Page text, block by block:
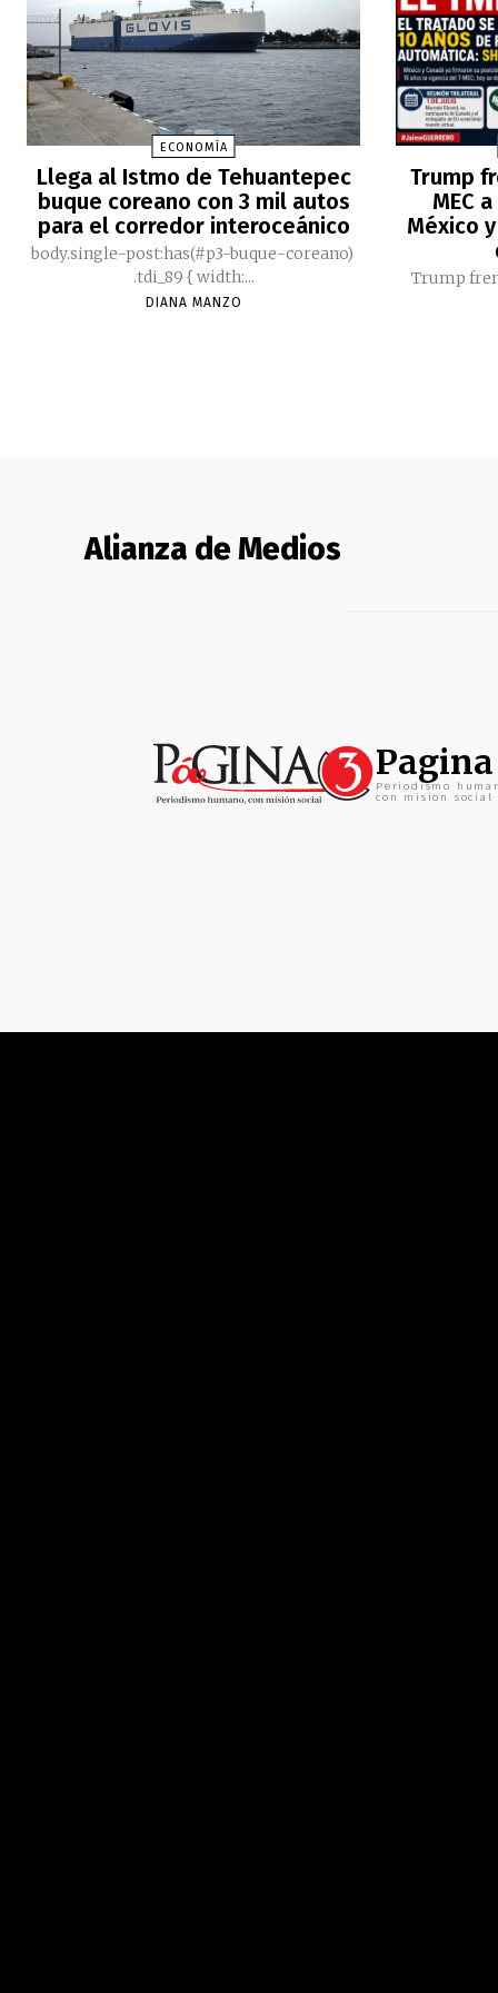
ECONOMÍA
Llega al Istmo de Tehuantepec
buque coreano con 3 mil autos
para el corredor interoceánico
body.single-post:has(#p3-buque-coreano)
.tdi_89 { width:...
DIANA MANZO
Trump
MEC
México
Trump